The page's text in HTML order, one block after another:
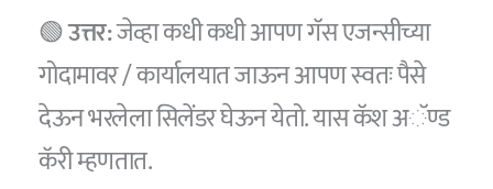
🟢उत्तर:जेव्हा कधी कधी आपण गॅस एजन्सीच्या
गोदामावर / कार्यालयात जाऊन आपण स्वतः पैसे
देऊन भरलेला सिलेंडर घेऊन येतो. यास कॅश अॅण्ड
कॅरी म्हणतात.